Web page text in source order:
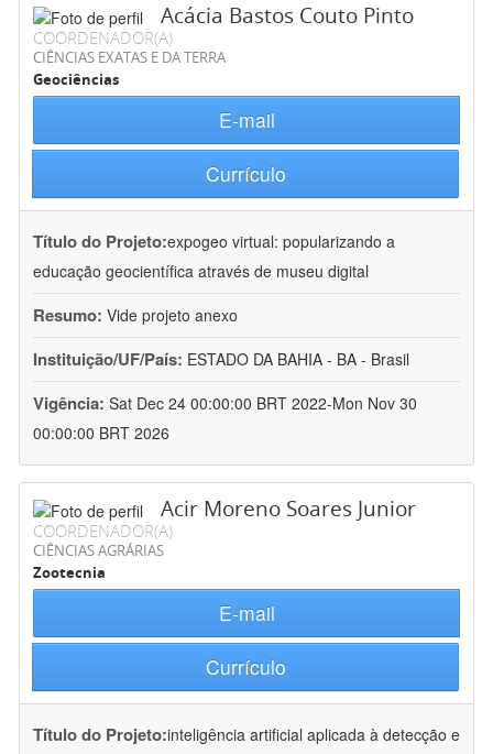
Acácia Bastos Couto Pinto
COORDENADOR(A)
CIÊNCIAS EXATAS E DA TERRA
Geociências
E-mail
Currículo
Título do Projeto:expogeo virtual: popularizando a
educação geocientífica através de museu digital
Resumo: Vide projeto anexo
Instituição/UF/País: ESTADO DA BAHIA - BA - Brasil
Vigência: Sat Dec 24 00:00:00 BRT 2022-Mon Nov 30
00:00:00 BRT 2026
Acir Moreno Soares Junior
COORDENADOR(A)
CIÊNCIAS AGRÁRIAS
Zootecnia
E-mail
Currículo
Título do Projeto:inteligência artificial aplicada à detecção e